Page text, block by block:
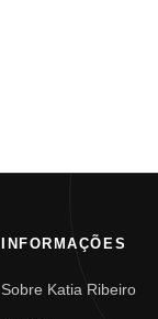
INFORMAÇÕES
Sobre Katia Ribeiro